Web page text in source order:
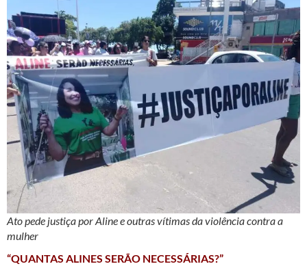
Ato pede justiça por Aline e outras vítimas da violência contra a
mulher
“QUANTAS ALINES SERÃO NECESSÁRIAS?”